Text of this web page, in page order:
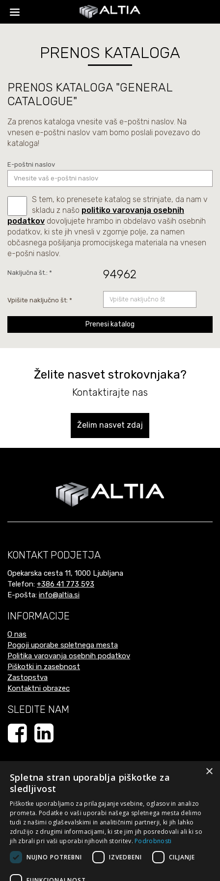
PRENOS KATALOGA
PRENOS KATALOGA "GENERAL
CATALOGUE"
Za prenos kataloga vnesite vaš e-poštni naslov. Na
vnesen e-poštni naslov vam bomo poslali povezavo do
kataloga!
E-poštni naslov
S tem, ko prenesete katalog se strinjate, da nam v
skladu z našo politiko varovanja osebnih
podatkov dovoljujete hrambo in obdelavo vaših osebnih
podatkov, ki ste jih vnesli v zgornje polje, za namen
občasnega pošiljanja promocijskega materiala na vnesen
e-pošni naslov.
Naključna št.: * 94962
Vpišite naključno št: *
Prenesi katalog
Želite nasvet strokovnjaka?
Kontaktirajte nas
Želim nasvet zdaj
KONTAKT PODJETJA
Opekarska cesta 11, 1000 Ljubljana
Telefon: +386 41 773 593
E-pošta: info@altia.si
INFORMACIJE
O nas
Pogoji uporabe spletnega mesta
Politika varovanja osebnih podatkov
Piškotki in zasebnost
Zastopstva
Kontaktni obrazec
SLEDITE NAM
Naložbo - izdelavo spletne strani - sofinancirata Republika
Slovenija in Evropska unija iz Evropskega sklada za regionalni
razvoj. Sofinanciranje je bilo pridobljeno preko Vavčerja za
digitalni marketing s ciljem posodobiti spletni nastop podjetja.
Spletna stran evropske kohezijske politike v Sloveniji:
×
Spletna stran uporablja piškotke za
sledljivost
Piškotke uporabljamo za prilagajanje vsebine, oglasov in analizo
prometa. Podatke o vaši uporabi našega spletnega mesta delimo
tudi z našimi oglaševalskimi in analitičnimi partnerji, ki jih lahko
združijo z drugimi informacijami, ki ste jim jih posredovali ali ki so
jih zbrali pri vaši uporabi njihovih storitev. Podrobnosti
NUJNO POTREBNI
IZVEDBENI CILJANJE